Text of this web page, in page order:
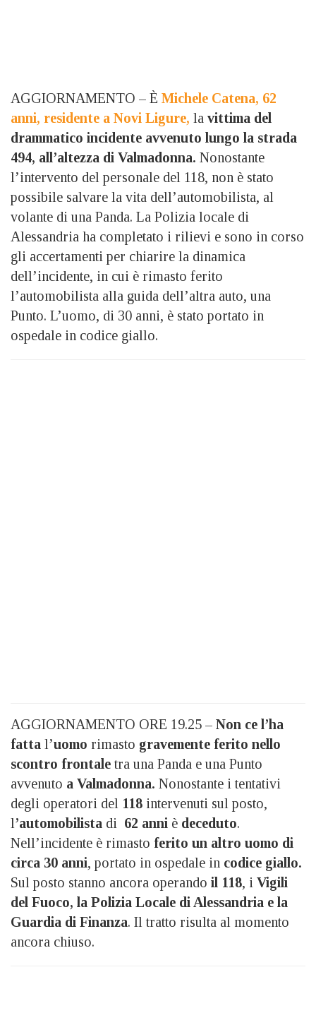
AGGIORNAMENTO – È Michele Catena, 62
anni, residente a Novi Ligure, la vittima del
drammatico incidente avvenuto lungo la strada
494, all’altezza di Valmadonna. Nonostante
l’intervento del personale del 118, non è stato
possibile salvare la vita dell’automobilista, al
volante di una Panda. La Polizia locale di
Alessandria ha completato i rilievi e sono in corso
gli accertamenti per chiarire la dinamica
dell’incidente, in cui è rimasto ferito
l’automobilista alla guida dell’altra auto, una
Punto. L’uomo, di 30 anni, è stato portato in
ospedale in codice giallo.
AGGIORNAMENTO ORE 19.25 – Non ce l’ha
fatta l’uomo rimasto gravemente ferito nello
scontro frontale tra una Panda e una Punto
avvenuto a Valmadonna. Nonostante i tentativi
degli operatori del 118 intervenuti sul posto,
l’automobilista di 62 anni è deceduto.
Nell’incidente è rimasto ferito un altro uomo di
circa 30 anni, portato in ospedale in codice giallo.
Sul posto stanno ancora operando il 118, i Vigili
del Fuoco, la Polizia Locale di Alessandria e la
Guardia di Finanza. Il tratto risulta al momento
ancora chiuso.